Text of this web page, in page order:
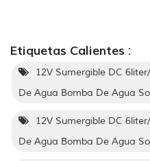
Etiquetas Calientes :
12V Sumergible DC
De Agua Bomba De Agua
12V Sumergible DC
De Agua Bomba De Agua